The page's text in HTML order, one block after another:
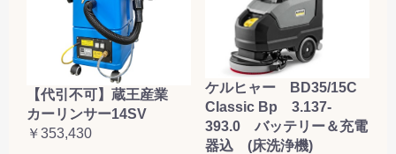
【代引不可】蔵王産業
カーリンサー14SV
￥353,430
ケルヒャー BD35/15C
Classic Bp 3.137-
393.0 バッテリー＆充電
器込 (床洗浄機)